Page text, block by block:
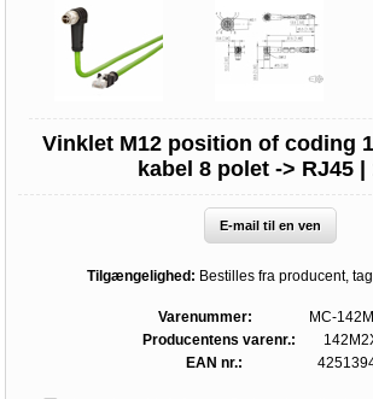
Vinklet M12 position of coding
kabel 8 polet -> RJ45 |
E-mail til en ven
Tilgængelighed: Bestilles fra producent,
Varenummer:
MC-
Producentens varenr.:
EAN nr.: